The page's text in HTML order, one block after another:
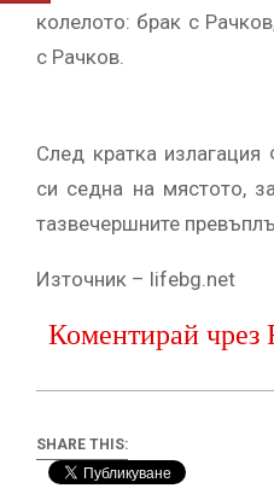
колелото: брак с
с Рачков.
След кратка излагация
си седна на мястото,
тазвечершните
Източник – lifebg.net
Коментирай чрез
SHARE THIS: